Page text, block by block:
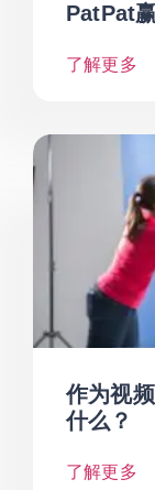
PatPat
了解更多
作为视
什么？
了解更多